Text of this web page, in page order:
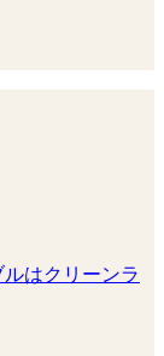
はクリーンラ